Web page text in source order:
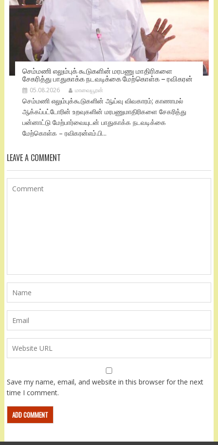
செம்மணி எலும்புக் கூடுகளின் மரபணு மாதிரிகளை
சேகரித்து பாதுகாக்க நடவடிக்கை மேற்கொள்க – ரவிகரன்
05.08.2026 மாவையூரன்
செம்மணி எலும்புக்கூடுகளின் ஆய்வு விவகாரம்; காணாமல்
ஆக்கப்பட்டோரின் உறவுகளின் மரபணுமாதிரிகளை சேகரித்து
பன்னாட்டு மேற்பார்வையுடன் பாதுகாக்க நடவடிக்கை
மேற்கொள்க – ரவிகரன்எம்.பி...
LEAVE A COMMENT
Save my name, email, and website in this browser for the next
time I comment.